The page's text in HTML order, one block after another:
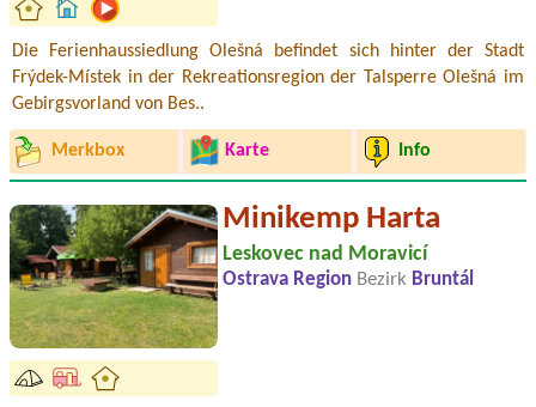
Die Ferienhaussiedlung Olešná befindet sich hinter der Stadt
Frýdek-Místek in der Rekreationsregion der Talsperre Olešná im
Gebirgsvorland von Bes..
Merkbox Karte Info
Minikemp Harta
Leskovec nad Moravicí
Ostrava Region Bezirk Bruntál